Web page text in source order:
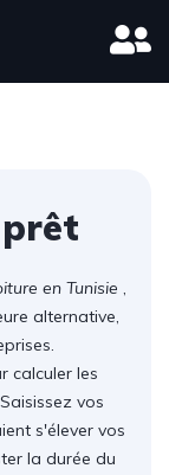
en Tunisie ,
alternative,
calculer les
vos
s'élever vos
la durée du